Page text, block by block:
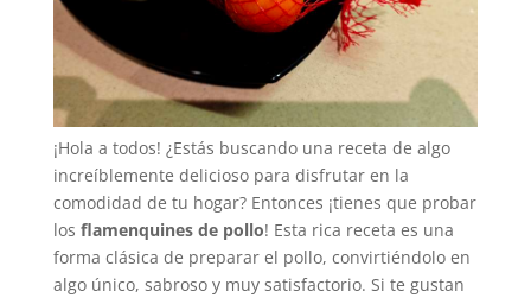
¡Hola a todos! ¿Estás buscando una receta de algo
increíblemente delicioso para disfrutar en la
comodidad de tu hogar? Entonces ¡tienes que probar
los flamenquines de pollo! Esta rica receta es una
forma clásica de preparar el pollo, convirtiéndolo en
algo único, sabroso y muy satisfactorio. Si te gustan